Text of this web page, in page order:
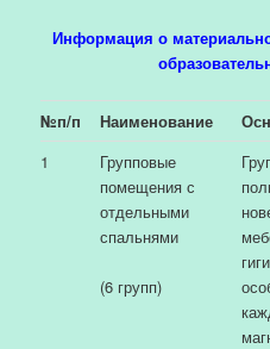
Информация о
№п/п Наименование
1
Групповые
помещения с
отдельными
спальнями
(6 групп)